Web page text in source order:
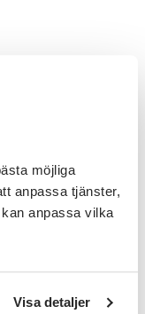
möjliga
anpassa tjänster,
anpassa vilka
Visa detaljer
träff berör
Varje träff
i smågrupper
Träff 1 –